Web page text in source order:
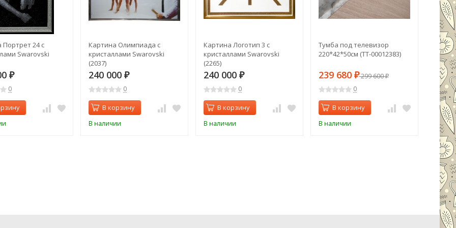
Портрет 24 с
Swarovski
₽
0
Картина Олимпиада с
кристаллами Swarovski
(2037)
240 000 ₽
0
В корзину
В наличии
Картина Логотип 3 с
кристаллами Swarovski
(2265)
240 000 ₽
0
В корзину
В наличии
Тумба под телевизор
220*42*50см (TT-00012383)
239 680 ₽299 600₽
0
В корзину
В наличии
238
В
В